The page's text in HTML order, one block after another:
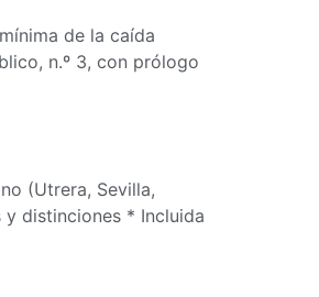
de la caída
n.º 3, con prólogo
(Utrera, Sevilla,
y distinciones * Incluida